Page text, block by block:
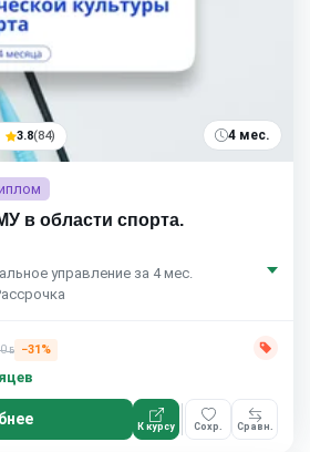
3.8(84) 4 мес.
в области спорта.
управление за 4 мес.
ƃ
−31%
К курсу Сохр. Сравн.